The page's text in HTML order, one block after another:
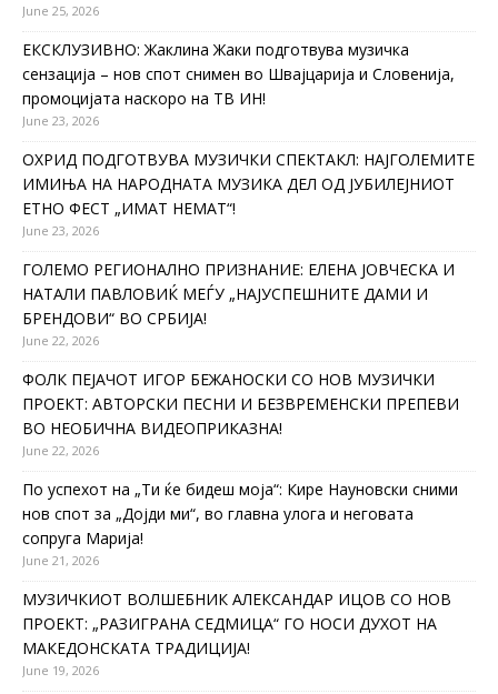
June 25, 2026
ЕКСКЛУЗИВНО: Жаклина Жаки подготвува музичка
сензација – нов спот снимен во Швајцарија и Словенија,
промоцијата наскоро на ТВ ИН!
June 23, 2026
ОХРИД ПОДГОТВУВА МУЗИЧКИ СПЕКТАКЛ: НАЈГОЛЕМИТЕ
ИМИЊА НА НАРОДНАТА МУЗИКА ДЕЛ ОД ЈУБИЛЕЈНИОТ
ЕТНО ФЕСТ „ИМАТ НЕМАТ“!
June 23, 2026
ГОЛЕМО РЕГИОНАЛНО ПРИЗНАНИЕ: ЕЛЕНА ЈОВЧЕСКА И
НАТАЛИ ПАВЛОВИЌ МЕЃУ „НАЈУСПЕШНИТЕ ДАМИ И
БРЕНДОВИ“ ВО СРБИЈА!
June 22, 2026
ФОЛК ПЕЈАЧОТ ИГОР БЕЖАНОСКИ СО НОВ МУЗИЧКИ
ПРОЕКТ: АВТОРСКИ ПЕСНИ И БЕЗВРЕМЕНСКИ ПРЕПЕВИ
ВО НЕОБИЧНА ВИДЕОПРИКАЗНА!
June 22, 2026
По успехот на „Ти ќе бидеш моја“: Кире Науновски сними
нов спот за „Дојди ми“, во главна улога и неговата
сопруга Марија!
June 21, 2026
МУЗИЧКИОТ ВОЛШЕБНИК АЛЕКСАНДАР ИЦОВ СО НОВ
ПРОЕКТ: „РАЗИГРАНА СЕДМИЦА“ ГО НОСИ ДУХОТ НА
МАКЕДОНСКАТА ТРАДИЦИЈА!
June 19, 2026